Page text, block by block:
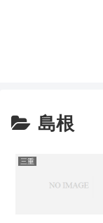
島根
三重